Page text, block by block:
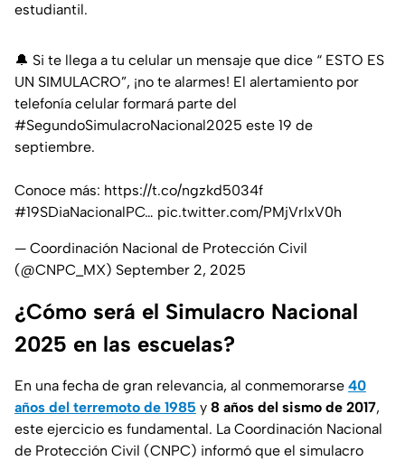
estudiantil.
🔔 Si te llega a tu celular un mensaje que dice “ ESTO ES
UN SIMULACRO”, ¡no te alarmes! El alertamiento por
telefonía celular formará parte del
#SegundoSimulacroNacional2025 este 19 de
septiembre.​
Conoce más: https://t.co/ngzkd5034f
#19SDiaNacionalPC… pic.twitter.com/PMjVrIxV0h
— Coordinación Nacional de Protección Civil
(@CNPC_MX) September 2, 2025
¿Cómo será el Simulacro Nacional
2025 en las escuelas?
En una fecha de gran relevancia, al conmemorarse 40
años del terremoto de 1985 y 8 años del sismo de 2017,
este ejercicio es fundamental. La Coordinación Nacional
de Protección Civil (CNPC) informó que el simulacro